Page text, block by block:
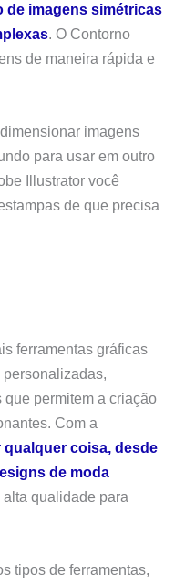
de imagens simétricas
. O Contorno
de maneira rápida e
imagens
para usar em outro
Illustrator você
de que precisa
ferramentas gráficas
permitem a criação
Com a
coisa, desde
de moda
qualidade para
tipos de ferramentas,